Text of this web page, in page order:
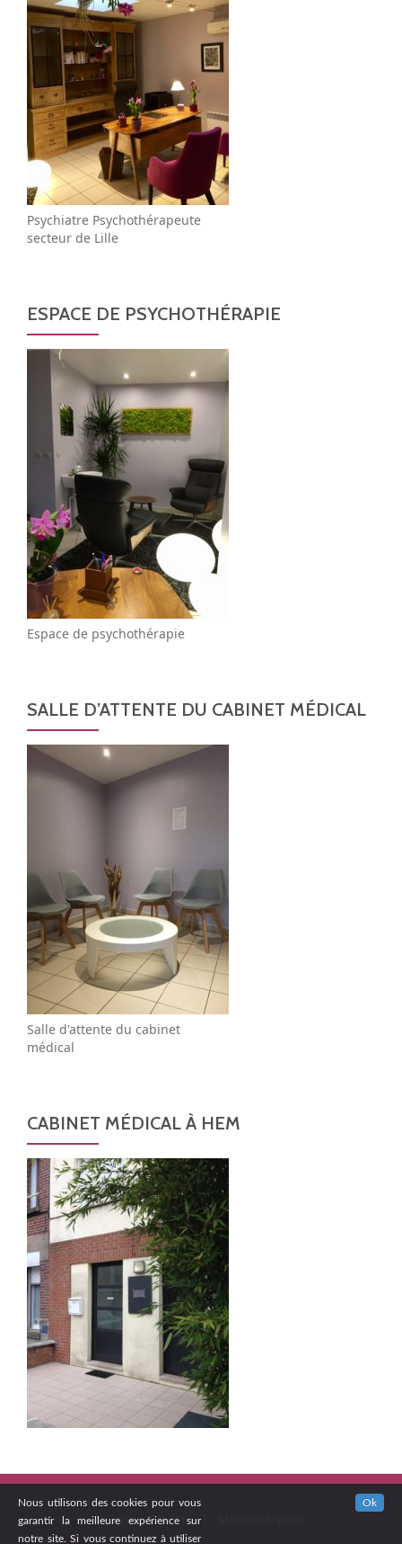
Psychiatre Psychothérapeute
secteur de Lille
ESPACE DE PSYCHOTHÉRAPIE
Espace de psychothérapie
SALLE D’ATTENTE DU CABINET MÉDICAL
Salle d'attente du cabinet
médical
CABINET MÉDICAL À HEM
Delphine CALAMY |
Nous utilisons des cookies pour vous
garantir la meilleure expérience sur
notre site. Si vous continuez à utiliser
Ok